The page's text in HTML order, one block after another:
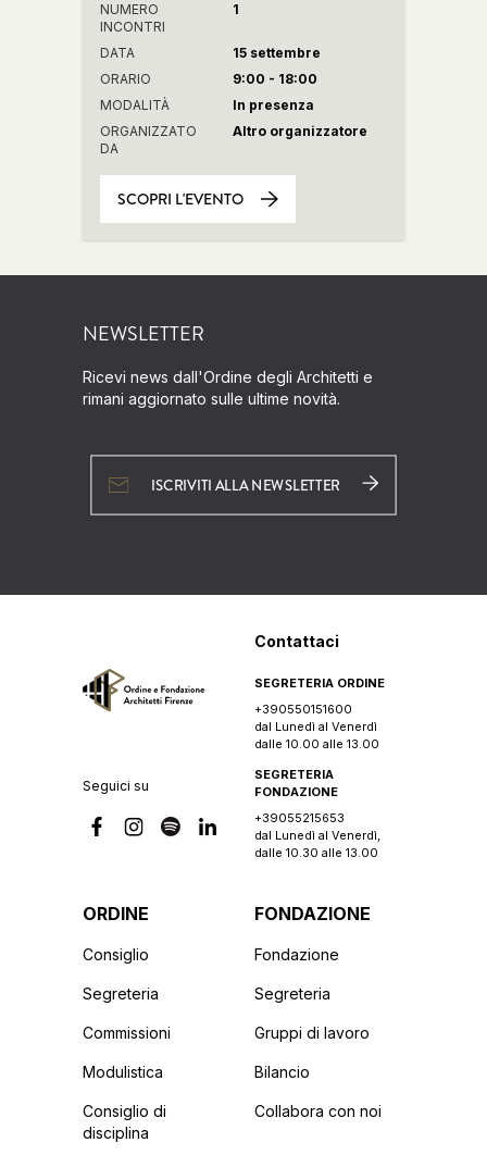
NUMERO
INCONTRI
1
DATA
15 settembre
ORARIO
9:00 - 18:00
MODALITÀ
In presenza
ORGANIZZATO
DA
Altro organizzatore
SCOPRI L'EVENTO
NEWSLETTER
Ricevi news dall'Ordine degli Architetti e
rimani aggiornato sulle ultime novità.
ISCRIVITI ALLA NEWSLETTER
Seguici su
Contattaci
SEGRETERIA ORDINE
+390550151600
dal Lunedì al Venerdì
dalle 10.00 alle 13.00
SEGRETERIA
FONDAZIONE
+39055215653
dal Lunedì al Venerdì,
dalle 10.30 alle 13.00
ORDINE
Consiglio
Segreteria
Commissioni
Modulistica
Consiglio di
disciplina
FONDAZIONE
Fondazione
Segreteria
Gruppi di lavoro
Bilancio
Collabora con noi